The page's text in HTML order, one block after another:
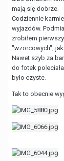
mają się dobrze.
Codziennie
wyjazdów.
zrobiłem
"wzorcowych",
Nawet szyb za
do fotek
było czyste.
Tak to obecnie